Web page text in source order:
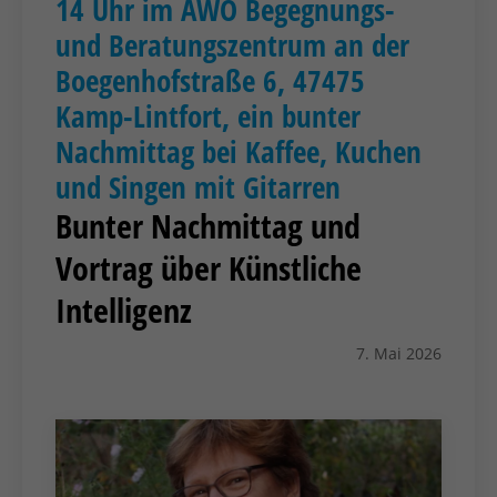
14 Uhr im AWO Begegnungs-
und Beratungszentrum an der
Boegenhofstraße 6, 47475
Kamp-Lintfort, ein bunter
Nachmittag bei Kaffee, Kuchen
und Singen mit Gitarren
Bunter Nachmittag und
Vortrag über Künstliche
Intelligenz
7. Mai 2026